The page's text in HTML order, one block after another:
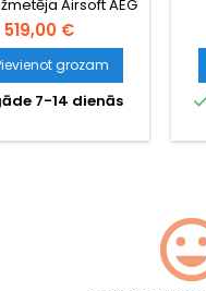
Airsoft AEG
gadā Kijiro Nambu
un Otrā
kara laikā
Īsta koka koka
metāla korpusa,
700 patronu
519,00 €
grozam
7-14 dienās